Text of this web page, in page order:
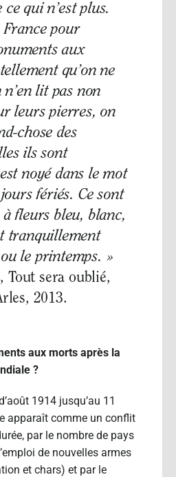
ce qui n’est plus.
France pour
aux
qu’on ne
lit pas non
leurs pierres, on
chose des
ils sont
noyé dans le mot
fériés. Ce sont
à fleurs bleu, blanc,
tranquillement
le printemps. »
Tout sera oublié,
2013.
aux morts après la
?
1914 jusqu’au 11
apparaît comme un conflit
par le nombre de pays
de nouvelles armes
et chars) et par le